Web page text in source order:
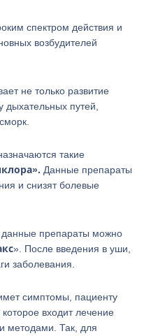
спектром действия и
возбудителей
не только развитие
дыхательных путей,
такие
Данные препараты
и снизят болевые
препараты можно
». После введения в уши,
заболевания.
симптомы, пациенту
входит лечение
методами. Так, для